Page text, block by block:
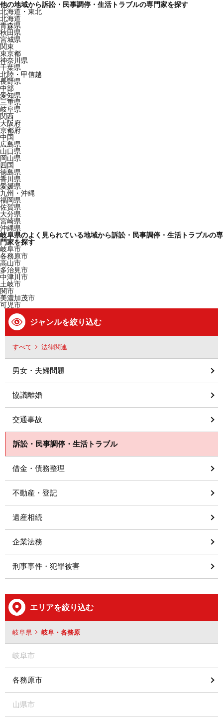
他の地域から訴訟・民事調停・生活トラブルの専門家を探す
北海道・東北
北海道
青森県
秋田県
宮城県
関東
東京都
神奈川県
千葉県
北陸・甲信越
長野県
中部
愛知県
三重県
岐阜県
関西
大阪府
京都府
中国
広島県
山口県
岡山県
四国
徳島県
香川県
愛媛県
九州・沖縄
福岡県
佐賀県
大分県
宮崎県
沖縄県
岐阜県のよく見られている地域から訴訟・民事調停・生活トラブルの専
門家を探す
岐阜市
各務原市
高山市
多治見市
中津川市
土岐市
関市
美濃加茂市
可児市
ジャンルを絞り込む
すべて 法律関連
男女・夫婦問題
協議離婚
交通事故
訴訟・民事調停・生活トラブル
借金・債務整理
不動産・登記
遺産相続
企業法務
刑事事件・犯罪被害
エリアを絞り込む
岐阜県 岐阜・各務原
岐阜市
各務原市
山県市